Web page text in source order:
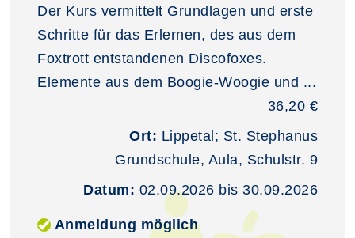
Der Kurs vermittelt Grundlagen und erste
Schritte für das Erlernen, des aus dem
Foxtrott entstandenen Discofoxes.
Elemente aus dem Boogie-Woogie und ...
36,20 €
Ort: Lippetal; St. Stephanus
Grundschule, Aula, Schulstr. 9
Datum: 02.09.2026 bis 30.09.2026
Anmeldung möglich